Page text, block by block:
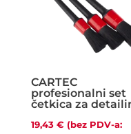
CARTEC
profesionalni set
četkica za
19,43 € (bez PDV-a: